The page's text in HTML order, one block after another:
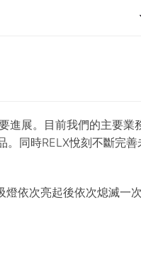
進展。目前我們的主要業
同時RELX悅刻不斷完
依次亮起後依次熄滅一